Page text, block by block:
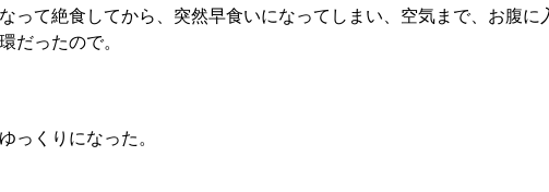
って絶食してから、突然早食いになってしまい、空気まで、お腹に
だったので。
っくりになった。